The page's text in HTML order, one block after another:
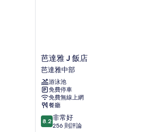
芭
達
雅
J
飯
店
芭
達
雅
芭達雅 J 飯店
芭達雅中部
游泳池
免費停車
免費無線上網
餐廳
8.2
分，
8.2 非常好
256 則評論